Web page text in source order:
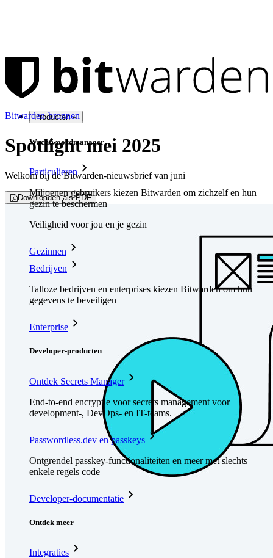
Producten
Wachtwoordmanager
Particulieren
Miljoenen gebruikers kiezen Bitwarden om zichzelf en hun
gezin te beschermen
Veiligheid voor jou en je gezin
Gezinnen
Bedrijven
Talloze bedrijven en enterprises kiezen Bitwarden om hun
gegevens te beveiligen
Enterprise
Developer-producten
Ontdek Secrets Manager
End-to-end encryptie voor secrets management voor
development-, DevOps- en IT-teams.
Passwordless.dev en passkeys
Ontgrendel passkey-functionaliteiten en meer met slechts
enkele regels code
Developer-documentatie
Ontdek meer
Integraties
Bitwarden-bronnen
Spotlight mei 2025
Welkom bij de Bitwarden-nieuwsbrief van juni
Downloaden als PDF